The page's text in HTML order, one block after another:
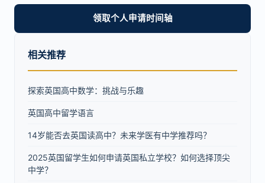
领取个人申请时间轴
相关推荐
探索英国高中数学：挑战与乐趣
英国高中留学语言
14岁能否去英国读高中？未来学医有中学推荐吗？
2025英国留学生如何申请英国私立学校？如何选择顶尖
中学？